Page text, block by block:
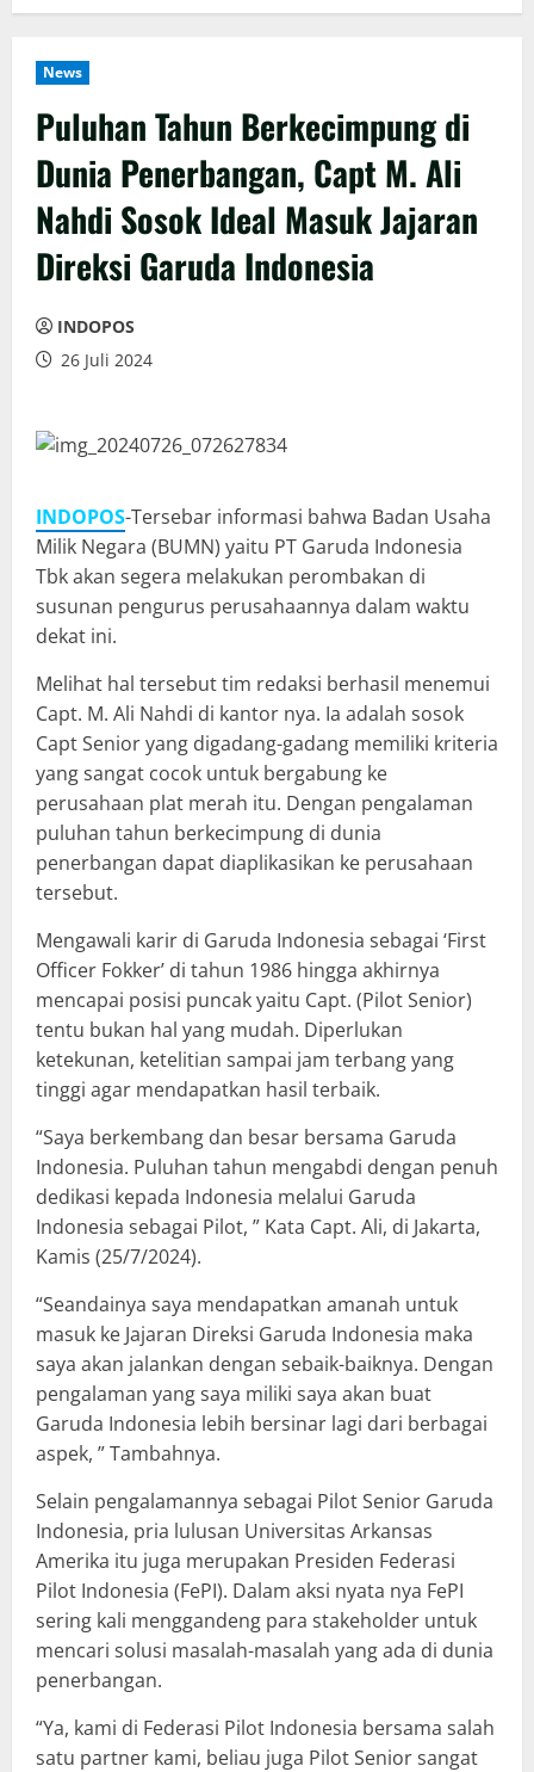
News
Puluhan Tahun Berkecimpung di
Dunia Penerbangan, Capt M. Ali
Nahdi Sosok Ideal Masuk Jajaran
Direksi Garuda Indonesia
INDOPOS
26 Juli 2024
INDOPOS-Tersebar informasi bahwa Badan Usaha
Milik Negara (BUMN) yaitu PT Garuda Indonesia
Tbk akan segera melakukan perombakan di
susunan pengurus perusahaannya dalam waktu
dekat ini.
Melihat hal tersebut tim redaksi berhasil menemui
Capt. M. Ali Nahdi di kantor nya. Ia adalah sosok
Capt Senior yang digadang-gadang memiliki kriteria
yang sangat cocok untuk bergabung ke
perusahaan plat merah itu. Dengan pengalaman
puluhan tahun berkecimpung di dunia
penerbangan dapat diaplikasikan ke perusahaan
tersebut.
Mengawali karir di Garuda Indonesia sebagai ‘First
Officer Fokker’ di tahun 1986 hingga akhirnya
mencapai posisi puncak yaitu Capt. (Pilot Senior)
tentu bukan hal yang mudah. Diperlukan
ketekunan, ketelitian sampai jam terbang yang
tinggi agar mendapatkan hasil terbaik.
“Saya berkembang dan besar bersama Garuda
Indonesia. Puluhan tahun mengabdi dengan penuh
dedikasi kepada Indonesia melalui Garuda
Indonesia sebagai Pilot, ” Kata Capt. Ali, di Jakarta,
Kamis (25/7/2024).
“Seandainya saya mendapatkan amanah untuk
masuk ke Jajaran Direksi Garuda Indonesia maka
saya akan jalankan dengan sebaik-baiknya. Dengan
pengalaman yang saya miliki saya akan buat
Garuda Indonesia lebih bersinar lagi dari berbagai
aspek, ” Tambahnya.
Selain pengalamannya sebagai Pilot Senior Garuda
Indonesia, pria lulusan Universitas Arkansas
Amerika itu juga merupakan Presiden Federasi
Pilot Indonesia (FePI). Dalam aksi nyata nya FePI
sering kali menggandeng para stakeholder untuk
mencari solusi masalah-masalah yang ada di dunia
penerbangan.
“Ya, kami di Federasi Pilot Indonesia bersama salah
satu partner kami, beliau juga Pilot Senior sangat